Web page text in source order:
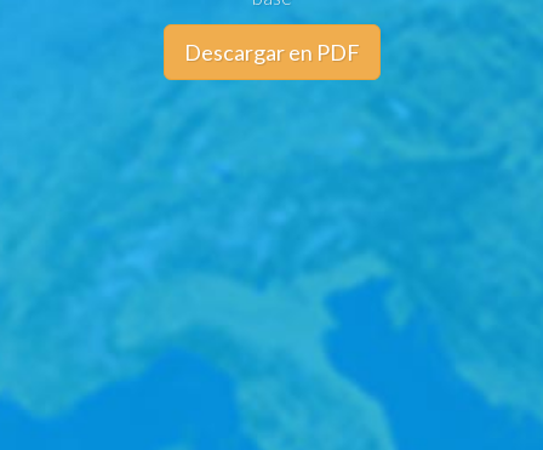
Descargar en PDF